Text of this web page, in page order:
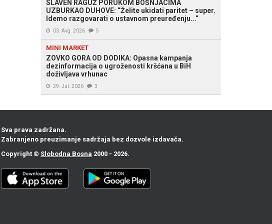
SLAVEN RAGUŽ PORUKOM BOŠNJACIMA
UZBURKAO DUHOVE: “Želite ukidati paritet – super.
Idemo razgovarati o ustavnom preuređenju...“
03. Avg. 2026 5
MINI MARKET
ZOVKO GORA OD DODIKA: Opasna kampanja
dezinformacija o ugroženosti kršćana u BiH
doživljava vrhunac
29. Jul. 2026 3
Sva prava zadržana.
Zabranjeno preuzimanje sadržaja bez dozvole izdavača.
Copyright © Slobodna Bosna 2000 - 2026.